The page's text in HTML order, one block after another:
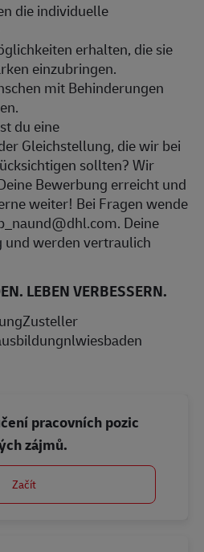
die individuelle
erhalten, die sie
einzubringen.
mit Behinderungen
du eine
Gleichstellung, die wir bei
sollten? Wir
Bewerbung erreicht und
weiter! Bei Fragen wende
Deine
werden vertraulich
LEBEN VERBESSERN.
pracovních pozic
zájmů.
Začít